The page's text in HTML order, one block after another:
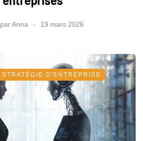
parAnna 19 mars 2026
STRATÉGIE D'ENTREPRISE